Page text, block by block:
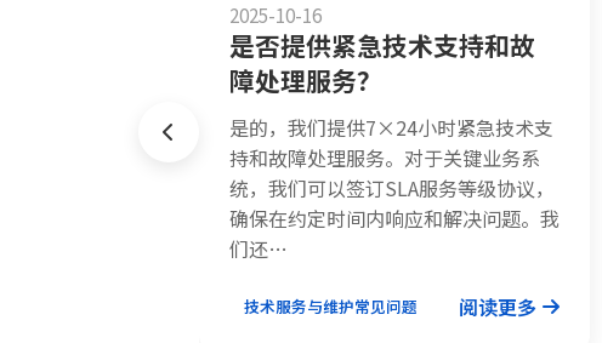
2025-10-16
是否提供紧急技术支持和故
障处理服务？
是的，我们提供7×24小时紧急技术支
持和故障处理服务。对于关键业务系
统，我们可以签订SLA服务等级协议，
确保在约定时间内响应和解决问题。我
们还…
技术服务与维护常见问题 阅读更多